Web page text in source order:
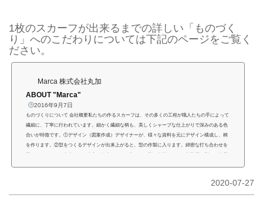
1枚のスカーフが出来るまでの詳しい「ものづく
り」へのこだわりについては下記のページをご覧く
ださい。
Marca 株式会社丸加
ABOUT "Marca"
2016年9月7日
ものづくりについて 会社概要私たちの作るスカーフは、その多くの工程が職人たちの手によって
繊細に、丁寧に行われています。細かく繊細な柄も、美しくシャープな仕上がりで深みのある色
合いが特徴です。①デザイン（図案作成）デザイナーが、様々な資料を元にデザイン構成し、柄
を作ります。②型をつくるデザインが出来上がると、型の作製に入ります。綿密な打ち合わせを
2020-07-27